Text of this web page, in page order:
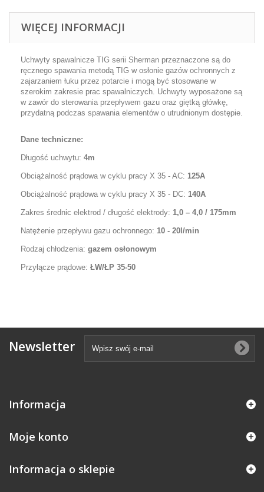
WIĘCEJ INFORMACJI
Uchwyty spawalnicze TIG serii Sherman przeznaczone są do
ręcznego spawania metodą TIG w osłonie gazów ochronnych z
zajarzaniem łuku przez potarcie i mogą być stosowane w
szerokim zakresie prac spawalniczych. Uchwyty wyposażone są
w zawór do sterowania przepływem gazu oraz giętką główkę,
przydatną podczas spawania elementów o utrudnionym dostępie.
Dane techniczne:
Długość uchwytu: 4m
Obciążalność prądowa w cyklu pracy X 35 - AC: 125A
Obciążalność prądowa w cyklu pracy X 35 - DC: 140A
Zakres średnic elektrod / długość elektrody: 1,0 – 4,0 / 175mm
Natężenie przepływu gazu ochronnego: 10 - 20l/min
Rodzaj chłodzenia: gazem osłonowym
Przyłącze prądowe: ŁW/ŁP 35-50
Newsletter
Informacja
Moje konto
Informacja o sklepie